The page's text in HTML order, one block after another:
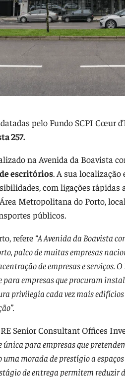
pelo Fundo SCPI Cœur
257.
na Avenida da Boavista
escritórios . A sua
com ligações rápidas
Metropolitana do Porto,
públicos.
refere “A Avenida da Boavista
palco de muitas empresas
de empresas e serviços.
empresas que procuram
privilegia cada vez mais
Senior Consultant Offices
para empresas que
morada de prestígio a
de entrega permitem reduzir